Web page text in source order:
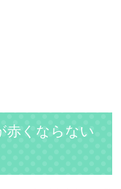
赤くならない